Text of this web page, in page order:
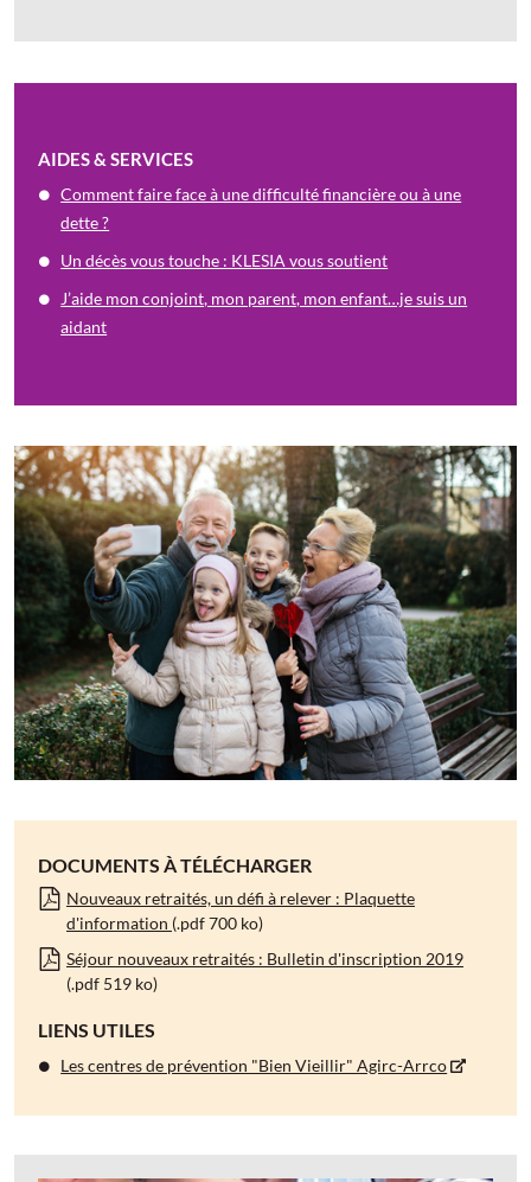
AIDES & SERVICES
Comment faire face à une difficulté financière ou à une
dette ?
Un décès vous touche : KLESIA vous soutient
J’aide mon conjoint, mon parent, mon enfant…je suis un
aidant
DOCUMENTS À TÉLÉCHARGER
Nouveaux retraités, un défi à relever : Plaquette
d'information (.pdf 700 ko)
Séjour nouveaux retraités : Bulletin d'inscription 2019
(.pdf 519 ko)
LIENS UTILES
Les centres de prévention "Bien Vieillir" Agirc-Arrco